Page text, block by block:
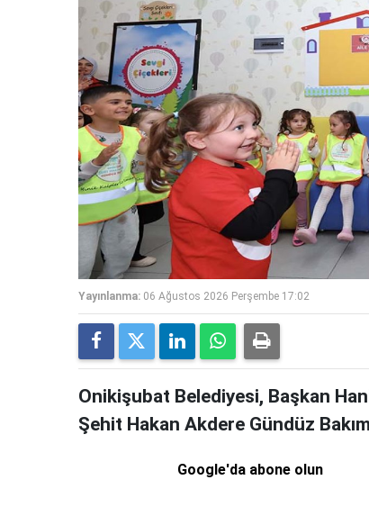
Yayınlanma: 06 Ağustos 2026 Perşembe 17:02
Onikişubat Belediyesi, Başkan
Şehit Hakan Akdere Gündüz
Google'da abone olun